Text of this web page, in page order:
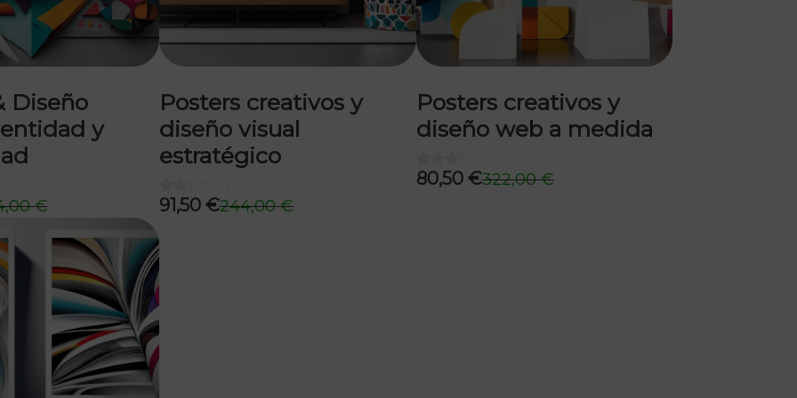
Diseño
y
€
Posters creativos y
diseño visual
estratégico
244,00€
precio
original
era:
244,00 €.
91,50 €
precio
actual
es:
91,50 €.
Posters creativos y
diseño web a medida
322,00€
80,50 €